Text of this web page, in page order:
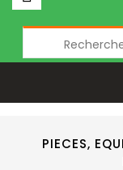
PIECES,